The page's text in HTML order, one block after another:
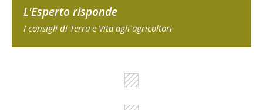
L'Esperto risponde
I consigli di Terra e Vita agli agricoltori